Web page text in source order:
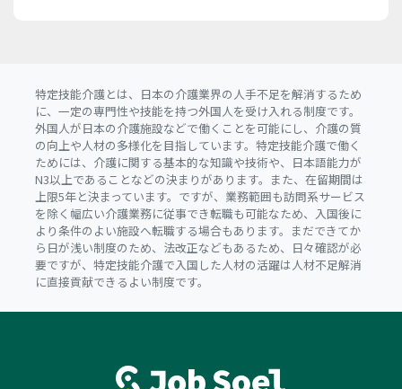
特定技能介護とは、日本の介護業界の人手不足を解消するため
に、一定の専門性や技能を持つ外国人を受け入れる制度です。
外国人が日本の介護施設などで働くことを可能にし、介護の質
の向上や人材の多様化を目指しています。特定技能介護で働く
ためには、介護に関する基本的な知識や技術や、日本語能力が
N3以上であることなどの決まりがあります。また、在留期間は
上限5年と決まっています。ですが、業務範囲も訪問系サービス
を除く幅広い介護業務に従事でき転職も可能なため、入国後に
より条件のよい施設へ転職する場合もあります。まだできてか
ら日が浅い制度のため、法改正などもあるため、日々確認が必
要ですが、特定技能介護で入国した人材の活躍は人材不足解消
に直接貢献できるよい制度です。